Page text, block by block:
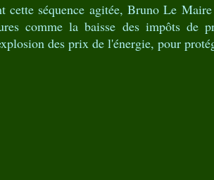
cette séquence agitée, Bruno Le
comme la baisse des impôts de
des prix de l'énergie, pour